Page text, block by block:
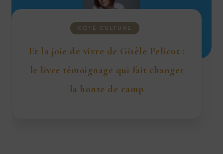
CÔTÉ CULTURE
Et la joie de vivre de Gisèle Pelicot :
le livre témoignage qui fait changer
la honte de camp